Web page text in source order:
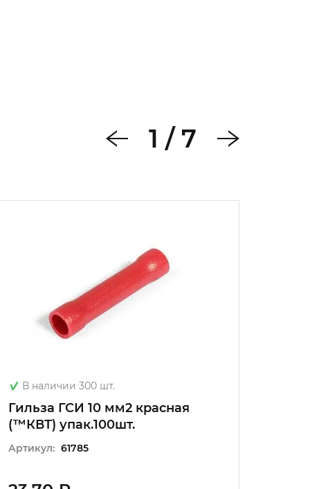
1 / 7
В наличии 300 шт.
Гильза ГСИ 10 мм2 красная
(™КВТ) упак.100шт.
Артикул: 61785